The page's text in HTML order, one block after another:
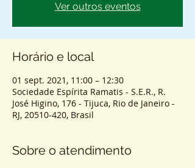
Ver outros eventos
Horário e local
01 sept. 2021, 11:00 – 12:30
Sociedade Espírita Ramatis - S.E.R., R.
José Higino, 176 - Tijuca, Rio de Janeiro -
RJ, 20510-420, Brasil
Sobre o atendimento